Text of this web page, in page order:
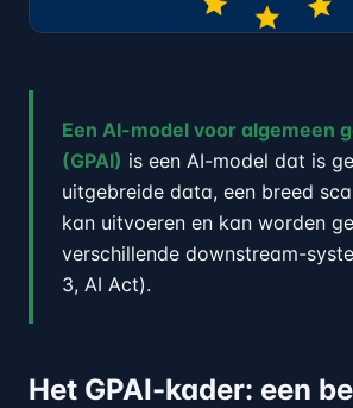
Een AI-model voor algemeen
(GPAI) is een AI-model dat is
uitgebreide data, een breed
kan uitvoeren en kan worden
verschillende downstream-
3, AI Act).
Het GPAI-kader: een